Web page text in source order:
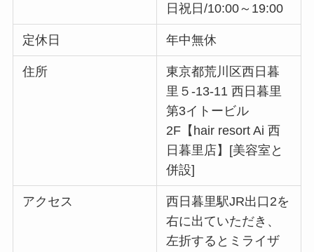
日祝日/10:00～19:00
定休日 年中無休
住所
東京都荒川区西日暮
里５-13-11 西日暮里
第3イトービル
2F【hair resort Ai 西
日暮里店】[美容室と
併設]
アクセス
西日暮里駅JR出口2を
右に出ていただき、
左折するとミライザ